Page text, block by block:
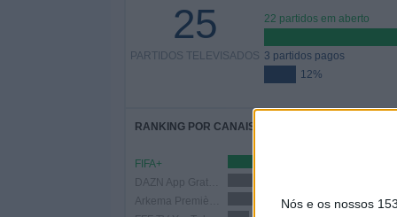
Nós e os nossos
25
PARTIDOS TELEVISADOS
22 partidos em aberto
3 partidos pagos
12%
RANKING POR CANAIS
FIFA+
9 (36%)